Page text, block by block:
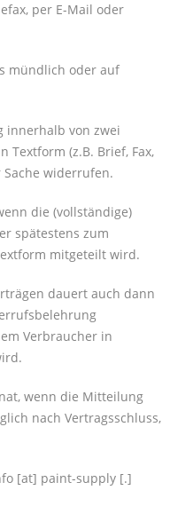
per E-Mail oder
mündlich oder auf
innerhalb von zwei
Textform (z.B. Brief, Fax,
widerrufen.
die (vollständige)
spätestens zum
mitgeteilt wird.
dauert auch dann
Verbraucher in
wenn die Mitteilung
nach Vertragsschluss,
[at] paint-supply [.]